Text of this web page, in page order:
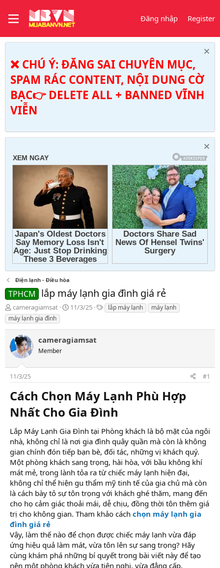
Đăng nhập Register
❌ CHÚ Ý: ĐĂNG SAI CHUYÊN MỤC,
SPAM RÁC CONTENT, NỘI DUNG CỜ
BẠC👉 DELETE ALL + BANNED VĨNH
VIỄN
Điện lạnh - Điều hòa
TPHCM lắp máy lạnh gia đình giá rẻ
T
h
r
a
d
t
a
t
r
cameragiamsat
N
g
11/3/25
T
a
lắp máy lạnh
máy lạnh
máy lạnh gia đình
cameragiamsat
Member
11/3/25 #1
Cách Chọn Máy Lạnh Phù Hợp
Nhất Cho Gia Đình​
Lắp Máy Lạnh Gia Đình tại Phòng khách là bộ mặt của ngôi
nhà, không chỉ là nơi gia đình quây quần mà còn là không
gian chính đón tiếp bạn bè, đối tác, những vị khách quý.
Một phòng khách sang trọng, hài hòa, với bầu không khí
mát mẻ, trong lành tỏa ra từ chiếc máy lạnh hiện đại,
không chỉ thể hiện gu thẩm mỹ tinh tế của gia chủ mà còn
là cách bày tỏ sự tôn trọng với khách ghé thăm, mang đến
cho họ cảm giác thoải mái, dễ chịu, đồng thời tôn thêm giá
trị cho không gian. Tham khảo cách chọn máy lạnh gia
đình giá rẻ
Vậy, làm thế nào để chọn được chiếc máy lạnh vừa đáp
ứng hiệu quả làm mát, vừa tôn lên sự sang trọng? Hãy
cùng khám phá những bí quyết trong bài viết này để tạo
nên một phòng khách vừa tiện nghi, vừa đẳng cấp.